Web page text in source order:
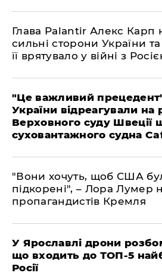
Глава Palantir Алекс Карп
сильні сторони України
її врятувало у війні з
"Це важливий
України відреагували на
Верховного суду Швеції
суховантажного судна
"Вони хочуть, щоб США
підкорені", – Лора Лумер
пропагандистів Кремля
У Ярославлі дрони
що входить до ТОП-5
Росії